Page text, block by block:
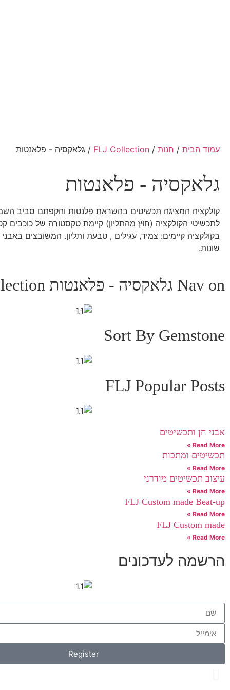
עמוד הבית / חנות /
FLJ Collection / גלאקסיה - פלאנטות
גלאקסיה - פלאנטות
קולקציה המציגה תכשיטים בהשראת פלנטות והקפתם סביב
לתכשיטי הקולקציה (חוץ מהתליון) קיימת טקסטורה של כוכבים
בקולקציה קיימים: צמיד, עגילים , טבעת ותליון. המשובצים
שונות.
Nav on גלאקסיה - פלאנטות Collection
Sort By Gemstone
FLJ Popular Posts
אבני חן ותכשיטים
Read More »
תכשיטים ומתכות
Read More »
עיצוב תכשיטים מודרני
Read More »
FLJ Custom made Beat-up
Read More »
FLJ Custom made
Read More »
הרשמה לעדכונים
Register